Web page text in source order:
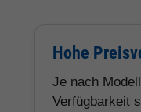
Hohe
Je nach
Verfügbarkeit